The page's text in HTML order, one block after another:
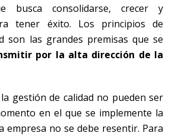
busca consolidarse, crecer y
tener éxito. Los principios de
son las grandes premisas que se
por la alta dirección de la
gestión de calidad no pueden ser
en el que se implemente la
empresa no se debe resentir. Para